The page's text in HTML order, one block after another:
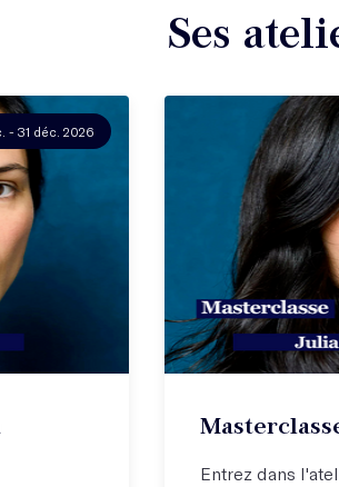
Ses
- 31 déc. 2026
Entrez dans